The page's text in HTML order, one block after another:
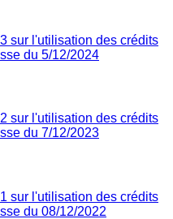
sur l'utilisation des crédits
du 5/12/2024
sur l'utilisation des crédits
du 7/12/2023
sur l'utilisation des crédits
du 08/12/2022